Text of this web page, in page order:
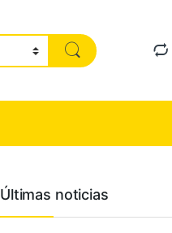
Últimas noticias